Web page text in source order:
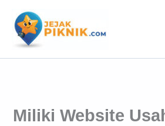
konten
Miliki Website